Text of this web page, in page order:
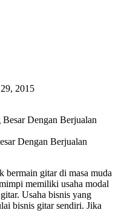
2015
Dengan Berjualan
gitar di masa muda
memiliki usaha modal
Usaha bisnis yang
bisnis gitar sendiri. Jika